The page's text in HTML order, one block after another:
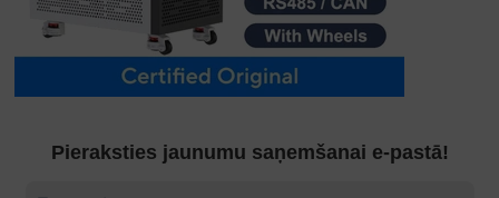
Pieraksties jaunumu saņemšanai e-pastā!